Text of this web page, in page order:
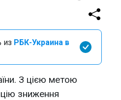
из РБК-Украина в
З цією метою
зниження